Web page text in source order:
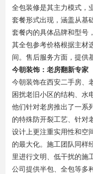
全包装修是其主力模式，
套餐形式出现，涵盖从基
套餐内的具体品牌和型号
其全包参考价格根据主材
间。售后服务方面，提供
今朝装饰：老房翻新专家
今朝装饰在西安二手房、
困扰老旧小区的结构、水
他们针对老房推出了一系
的特殊防开裂工艺、针对
设计上更注重实用性和空
的最大化。施工团队同样
里进行文明、低干扰的施
公司提供半包、全包等多